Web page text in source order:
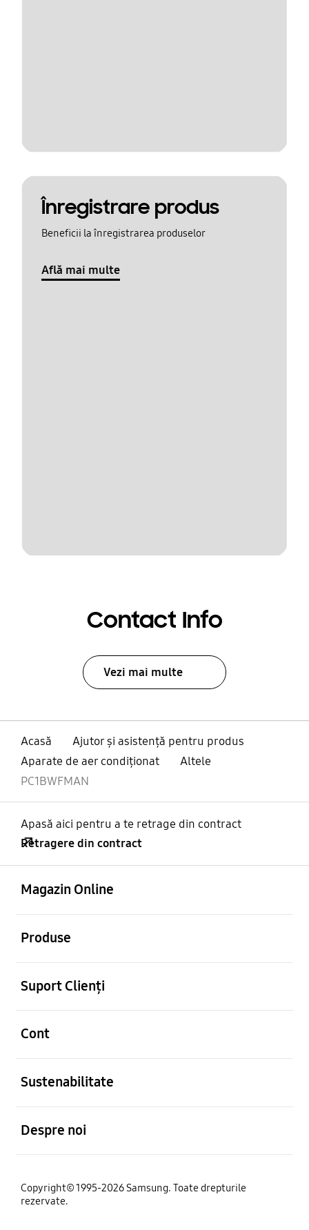
Înregistrare produs
Beneficii la înregistrarea produselor
Află mai multe
Contact Info
Vezi mai multe
Acasă
Ajutor și asistență pentru produs
Aparate de aer condiţionat
Altele
PC1BWFMAN
Apasă aici pentru a te retrage din contract
Retragere din contract
Magazin Online
Produse
Suport Clienți
Cont
Sustenabilitate
Despre noi
Copyright© 1995-2026 Samsung. Toate drepturile
rezervate.